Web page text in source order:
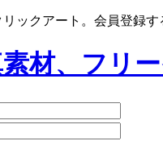
ックアート。会員登録
材、フリ